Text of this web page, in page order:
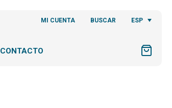
MI CUENTA BUSCAR ESP
CONTACTO